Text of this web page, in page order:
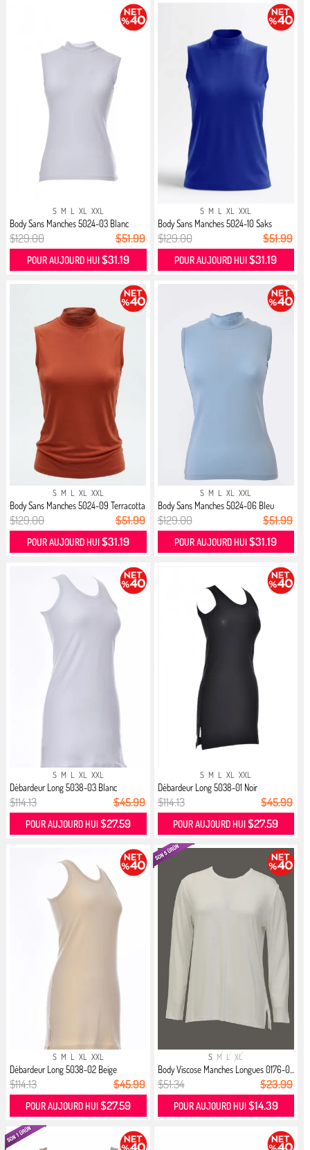
S M L XL XXL
Body Sans Manches 5024-03 Blanc
$129.00 $51.99
POUR AUJOURD HUI $31.19
S M L XL XXL
Body Sans Manches 5024-10 Saks
$129.00 $51.99
POUR AUJOURD HUI$31.19
S M L XL XXL
Body Sans Manches 5024-09 Terracotta
$129.00 $51.99
POUR AUJOURD HUI $31.19
S M L XL XXL
Body Sans Manches 5024-06 Bleu
$129.00 $51.99
POUR AUJOURD HUI$31.19
S M L XL XXL
Débardeur Long 5038-03 Blanc
$114.13 $45.99
POUR AUJOURD HUI $27.59
S M L XL XXL
Débardeur Long 5038-01 Noir
$114.13 $45.99
POUR AUJOURD HUI$27.59
S M L XL XXL
Débardeur Long 5038-02 Beige
$114.13 $45.99
POUR AUJOURD HUI $27.59
S M L XL
Body Viscose Manches Longues 0176-0...
$51.34 $23.99
POUR AUJOURD HUI $14.39